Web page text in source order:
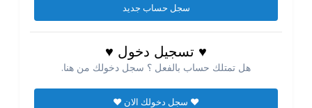
سجل حساب جديد
♥ تسجيل دخول ♥
هل تمتلك حساب بالفعل ؟ سجل دخولك من هنا.
♥ سجل دخولك الان ♥